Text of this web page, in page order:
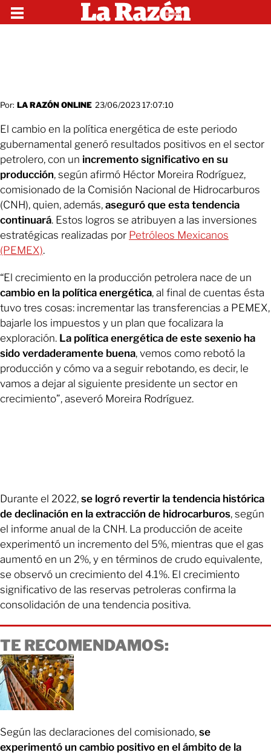
Por: LA RAZÓN ONLINE 23/06/2023 17:07:10
El cambio en la política energética de este periodo
gubernamental generó resultados positivos en el sector
petrolero, con un incremento significativo en su
producción, según afirmó Héctor Moreira Rodríguez,
comisionado de la Comisión Nacional de Hidrocarburos
(CNH), quien, además, aseguró que esta tendencia
continuará. Estos logros se atribuyen a las inversiones
estratégicas realizadas por Petróleos Mexicanos
(PEMEX).
“El crecimiento en la producción petrolera nace de un
cambio en la política energética, al final de cuentas ésta
tuvo tres cosas: incrementar las transferencias a PEMEX,
bajarle los impuestos y un plan que focalizara la
exploración. La política energética de este sexenio ha
sido verdaderamente buena, vemos como rebotó la
producción y cómo va a seguir rebotando, es decir, le
vamos a dejar al siguiente presidente un sector en
crecimiento”, aseveró Moreira Rodríguez.
Durante el 2022, se logró revertir la tendencia histórica
de declinación en la extracción de hidrocarburos, según
el informe anual de la CNH. La producción de aceite
experimentó un incremento del 5%, mientras que el gas
aumentó en un 2%, y en términos de crudo equivalente,
se observó un crecimiento del 4.1%. El crecimiento
significativo de las reservas petroleras confirma la
consolidación de una tendencia positiva.
TE RECOMENDAMOS:
Según las declaraciones del comisionado, se
experimentó un cambio positivo en el ámbito de la